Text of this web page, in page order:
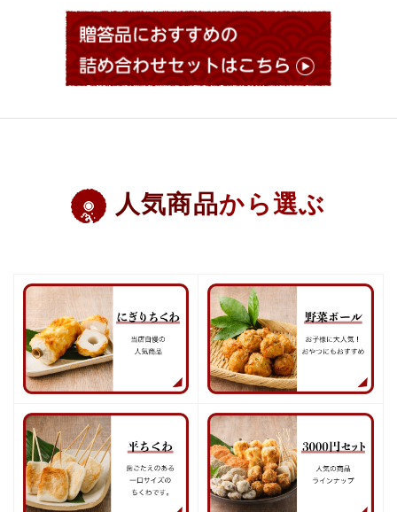
人気商品から選ぶ